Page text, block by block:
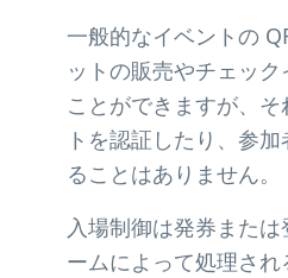
一般的なイベントの
ットの販売やチェック
ことができますが、
トを認証したり、参
ることはありません。
入場制御は発券また
ームによって処理され